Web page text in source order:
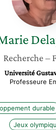
Recherche –
Université
Professeure
durable
Jeux